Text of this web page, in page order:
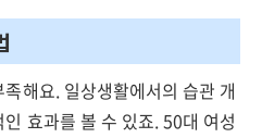
해요. 일상생활에서의 습관 개
효과를 볼 수 있죠. 50대 여성